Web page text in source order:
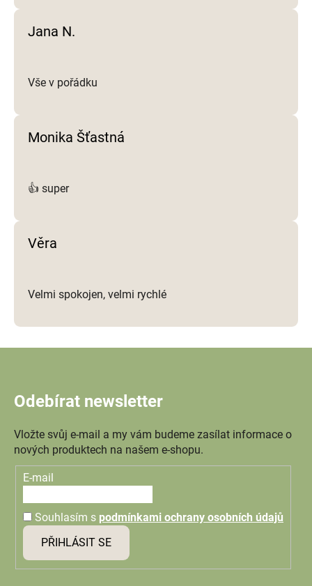
Jana N.
Vše v pořádku
Monika Šťastná
👍 super
Věra
Velmi spokojen, velmi rychlé
Odebírat newsletter
Vložte svůj e-mail a my vám budeme zasílat informace o
nových produktech na našem e-shopu.
E-mail
Souhlasím s podmínkami ochrany osobních údajů
PŘIHLÁSIT SE